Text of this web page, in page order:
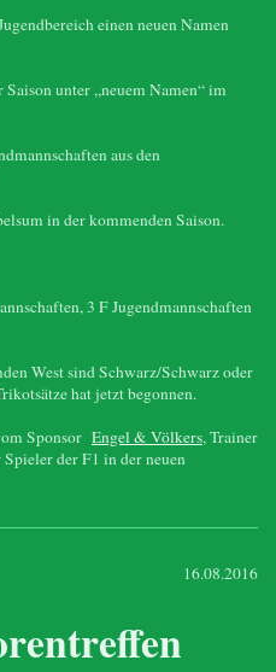
einen neuen Namen
unter „neuem Namen“ im
aus den
in der kommenden Saison.
3 F Jugendmannschaften
West sind Schwarz/Schwarz oder
hat jetzt begonnen.
Sponsor Engel & Völkers, Trainer
der F1 in der neuen
16.08.2016